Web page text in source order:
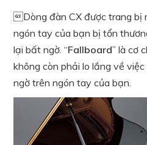
Dòng đàn CX được trang bị
ngón tay của bạn bị tổn
lại bất ngờ. “Fallboard” là cơ
không còn phải lo lắng về
ngờ trên ngón tay của bạn.